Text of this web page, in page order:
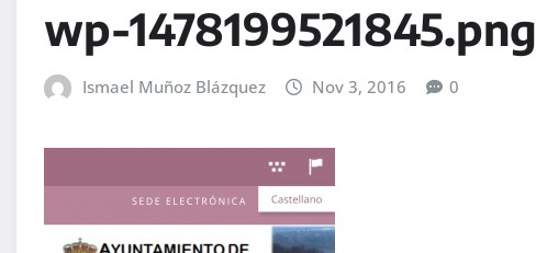
wp-1478199521845.png
Ismael Muñoz Blázquez Nov 3, 2016 0